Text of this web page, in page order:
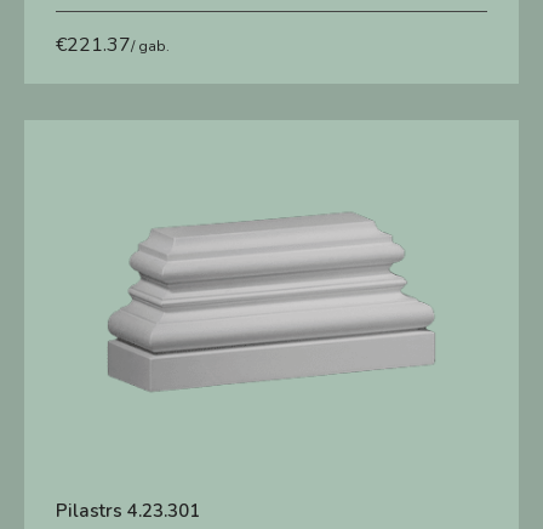
€221.37/ gab.
Pilastrs 4.23.301